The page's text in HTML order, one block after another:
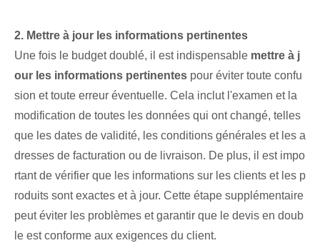
2. Mettre à jour les informations pertinentes
Une fois le budget doublé, il est indispensable mettre à j
our les informations pertinentes pour éviter toute confu
sion et toute erreur éventuelle. Cela inclut l'examen et la
modification de toutes les données qui ont changé, telles
que les dates de validité, les conditions générales et les a
dresses de facturation ou de livraison. De plus, il est impo
rtant de vérifier que les informations sur les clients et les p
roduits sont exactes et à jour. Cette étape supplémentaire⁣
peut éviter les problèmes et garantir que le devis en doub
le est conforme aux exigences du client.